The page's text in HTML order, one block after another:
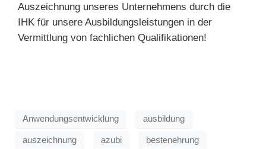
Auszeichnung unseres Unternehmens durch die
IHK für unsere Ausbildungsleistungen in der
Vermittlung von fachlichen Qualifikationen!
Anwendungsentwicklung ausbildung
auszeichnung azubi bestenehrung